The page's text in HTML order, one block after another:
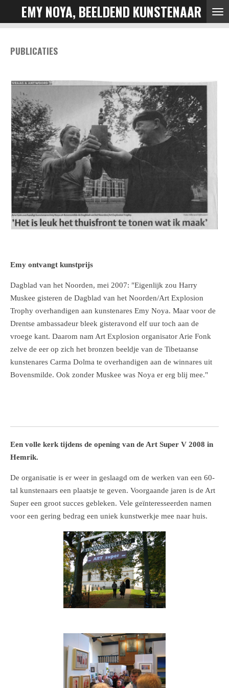
direct
de
EMY NOYA, BEELDEND KUNSTENAAR
PUBLICATIES
Emy ontvangt kunstprijs
Dagblad van het Noorden, mei 2007: "Eigenlijk zou Harry
Muskee gisteren de Dagblad van het Noorden/Art Explosion
Trophy overhandigen aan kunstenares Emy Noya. Maar voor de
Drentse ambassadeur bleek gisteravond elf uur toch aan de
vroege kant. Daarom nam Art Explosion organisator Arie Fonk
zelve de eer op zich het bronzen beeldje van de Tibetaanse
kunstenares Carma Dolma te overhandigen aan de winnares uit
Bovensmilde. Ook zonder Muskee was Noya er erg blij mee."
Een volle kerk tijdens de opening van de Art Super V 2008 in
Hemrik.
De organisatie is er weer in geslaagd om de werken van een 60-
tal kunstenaars een plaatsje te geven. Voorgaande jaren is de Art
Super een groot succes gebleken. Vele geïnteresseerden namen
voor een gering bedrag een uniek kunstwerkje mee naar huis.